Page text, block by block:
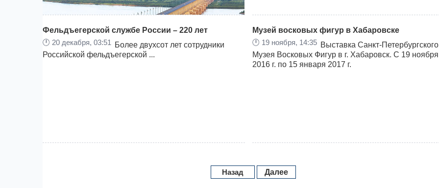
Фельдъегерской службе России – 220 лет
🕛 20 декабря, 03:51
Более двухсот лет сотрудники
Российской фельдъегерской ...
Музей восковых фигур в Хабаровске
🕛 19 ноября, 14:35 Выставка Санкт-Петербургского
Музея Восковых Фигур в г. Хабаровск. С 19 ноября
2016 г. по 15 января 2017 г.
Назад Далее